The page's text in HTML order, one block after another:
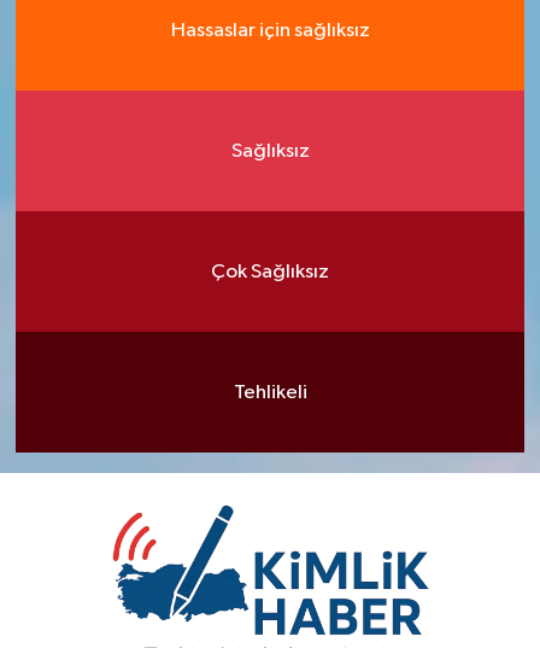
Hassaslar için sağlıksız
Sağlıksız
Çok Sağlıksız
Tehlikeli